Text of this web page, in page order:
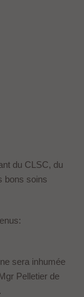
du CLSC, du
bons soins
sera inhumée
Pelletier de